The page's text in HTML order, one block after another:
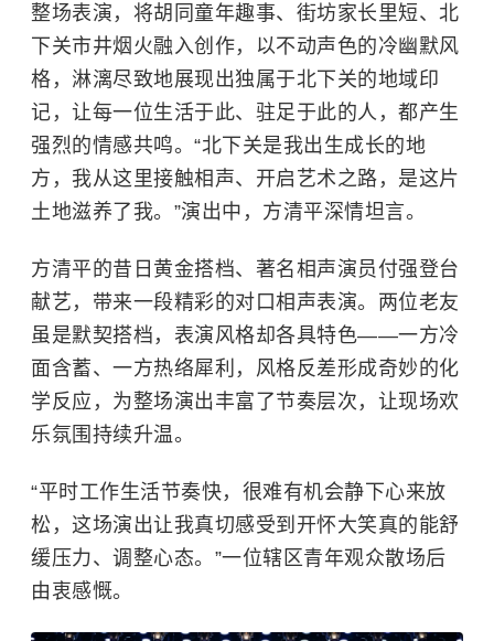
整场表演，将胡同童年趣事、街坊家长里短、北
下关市井烟火融入创作，以不动声色的冷幽默风
格，淋漓尽致地展现出独属于北下关的地域印
记，让每一位生活于此、驻足于此的人，都产生
强烈的情感共鸣。“北下关是我出生成长的地
方，我从这里接触相声、开启艺术之路，是这片
土地滋养了我。”演出中，方清平深情坦言。
方清平的昔日黄金搭档、著名相声演员付强登台
献艺，带来一段精彩的对口相声表演。两位老友
虽是默契搭档，表演风格却各具特色——一方冷
面含蓄、一方热络犀利，风格反差形成奇妙的化
学反应，为整场演出丰富了节奏层次，让现场欢
乐氛围持续升温。
“平时工作生活节奏快，很难有机会静下心来放
松，这场演出让我真切感受到开怀大笑真的能舒
缓压力、调整心态。”一位辖区青年观众散场后
由衷感慨。